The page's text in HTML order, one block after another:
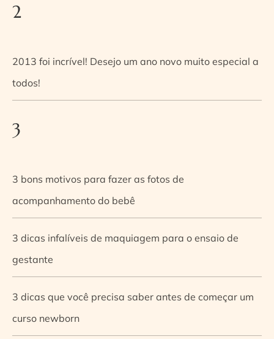
2
2013 foi incrível! Desejo um ano novo muito especial a
todos!
3
3 bons motivos para fazer as fotos de
acompanhamento do bebê
3 dicas infalíveis de maquiagem para o ensaio de
gestante
3 dicas que você precisa saber antes de começar um
curso newborn